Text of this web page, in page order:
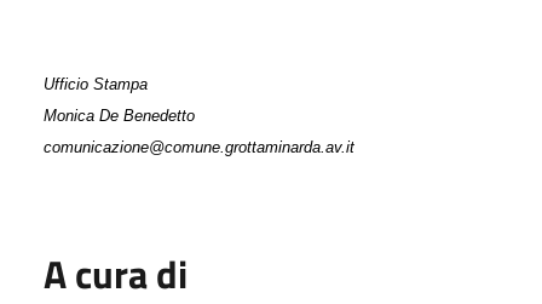
Ufficio Stampa
Monica De Benedetto
comunicazione@comune.grottaminarda.av.it
A cura di